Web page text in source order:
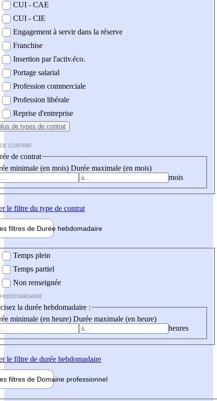
CUI - CAE
CUI - CIE
Engagement à servir dans la réserve
Franchise
Insertion par l'activ.éco.
Portage salarial
Profession commerciale
Profession libérale
Reprise d'entreprise
de types de contrat
CONTRAT
de contrat
minimale (en mois) Durée maximale (en mois)
mois
le filtre du type de contrat
filtres de Durée hebdomadaire
Temps plein
Temps partiel
Non renseignée
la durée hebdomadaire :
minimale (en heure) Durée maximale (en heure)
heures
le filtre de durée hebdomadaire
filtres de Domaine professionnel